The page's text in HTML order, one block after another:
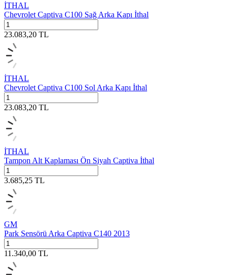
İTHAL
Chevrolet Captiva C100 Sağ Arka Kapı İthal
23.083,20 TL
İTHAL
Chevrolet Captiva C100 Sol Arka Kapı İthal
23.083,20 TL
İTHAL
Tampon Alt Kaplaması Ön Siyah Captiva İthal
3.685,25 TL
GM
Park Sensörü Arka Captiva C140 2013
11.340,00 TL